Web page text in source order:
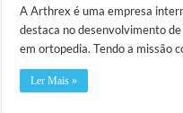
A Arthrex é uma empresa
destaca no desenvolvimento
em ortopedia. Tendo a missão
Ler Mais »